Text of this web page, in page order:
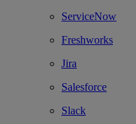
ServiceNow
Freshworks
Jira
Salesforce
Slack